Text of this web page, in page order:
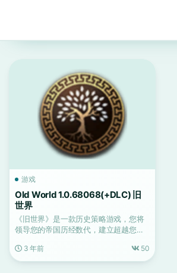
游戏
Old World 1.0.68068(+DLC) 旧
世界
《旧世界》是一款历史策略游戏，您将
领导您的帝国历经数代，建立超越您年
3 年前
50